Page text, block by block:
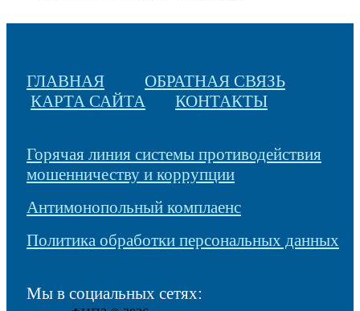
ГЛАВНАЯ
ОБРАТНАЯ СВЯЗЬ
КАРТА САЙТА
КОНТАКТЫ
Горячая линия системы противодействия
мошенничеству и коррупции
Антимонопольный комплаенс
Политика обработки персональных данных
Мы в социальных сетях: